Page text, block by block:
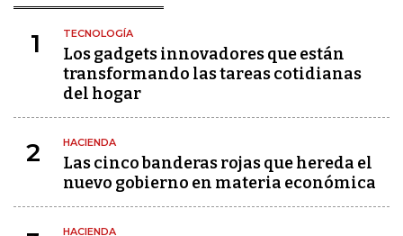
1 TECNOLOGÍA
Los gadgets innovadores que están
transformando las tareas cotidianas
del hogar
2 HACIENDA
Las cinco banderas rojas que hereda el
nuevo gobierno en materia económica
HACIENDA